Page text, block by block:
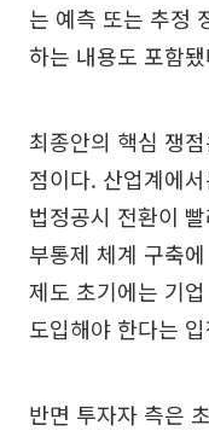
는 예측 또는 추정
하는 내용도 포함
최종안의 핵심 쟁
점이다. 산업계에
법정공시 전환이
부통제 체계 구축
제도 초기에는 기
도입해야 한다는
반면 투자자 측은